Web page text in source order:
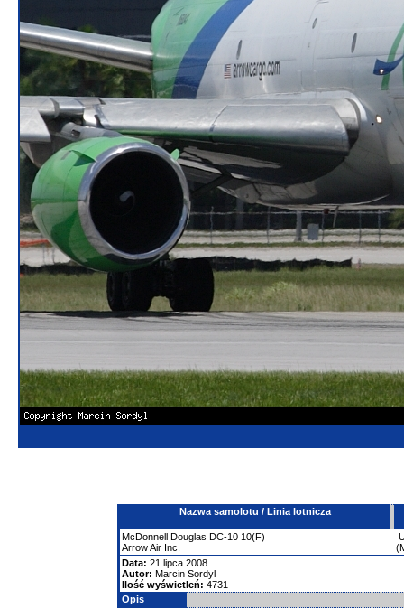
Nazwa samolotu / Linia lotnicza
McDonnell Douglas DC-10 10(F)
Arrow Air Inc.
Data: 21 lipca 2008
Autor: Marcin Sordyl
Ilość wyświetleń: 4731
Opis